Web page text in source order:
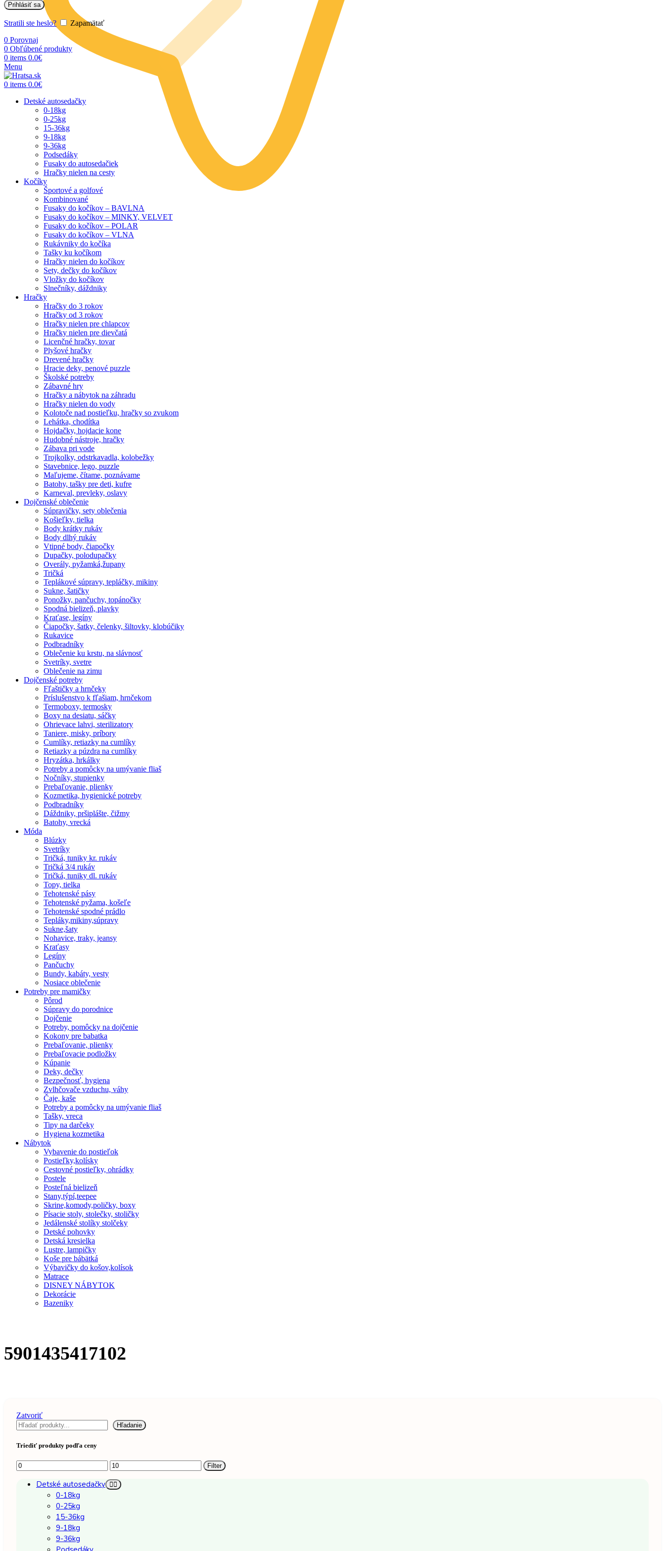
Prihlásiť sa
Stratili ste heslo?
Zapamätať
0 Porovnaj
0 Obľúbené produkty
0 items 0.0€
Menu
0 items 0.0€
Detské autosedačky
0-18kg
0-25kg
15-36kg
9-18kg
9-36kg
Podsedáky
Fusaky do autosedačiek
Hračky nielen na cesty
Kočíky
Športové a golfové
Kombinované
Fusaky do kočíkov – BAVLNA
Fusaky do kočíkov – MINKY, VELVET
Fusaky do kočíkov – POLAR
Fusaky do kočíkov – VLNA
Rukávniky do kočíka
Tašky ku kočíkom
Hračky nielen do kočíkov
Sety, dečky do kočíkov
Vložky do kočíkov
Slnečníky, dáždniky
Hračky
Hračky do 3 rokov
Hračky od 3 rokov
Hračky nielen pre chlapcov
Hračky nielen pre dievčatá
Licenčné hračky, tovar
Plyšové hračky
Drevené hračky
Hracie deky, penové puzzle
Školské potreby
Zábavné hry
Hračky a nábytok na záhradu
Hračky nielen do vody
Kolotoče nad postieľku, hračky so zvukom
Lehátka, chodítka
Hojdačky, hojdacie kone
Hudobné nástroje, hračky
Zábava pri vode
Trojkolky, odstrkavadla, kolobežky
Stavebnice, lego, puzzle
Maľujeme, čítame, poznávame
Batohy, tašky pre deti, kufre
Karneval, prevleky, oslavy
Dojčenské oblečenie
Súpravičky, sety oblečenia
Košieľky, tielka
Body krátky rukáv
Body dlhý rukáv
Vtipné body, čiapočky
Dupačky, polodupačky
Overály, pyžamká,župany
Tričká
Teplákové súpravy, tepláčky, mikiny
Sukne, šatičky
Ponožky, pančuchy, topánočky
Spodná bielizeň, plavky
Kraťase, legíny
Čiapočky, šatky, čelenky, šiltovky, klobúčiky
Rukavice
Podbradníky
Oblečenie ku krstu, na slávnosť
Svetríky, svetre
Oblečenie na zimu
Dojčenské potreby
Fľaštičky a hrnčeky
Príslušenstvo k fľašiam, hrnčekom
Termoboxy, termosky
Boxy na desiatu, sáčky
Ohrievace lahvi, sterilizatory
Taniere, misky, príbory
Cumlíky, retiazky na cumlíky
Retiazky a púzdra na cumlíky
Hryzátka, hrkálky
Potreby a pomôcky na umývanie fliaš
Nočníky, stupienky
Prebaľovanie, plienky
Kozmetika, hygienické potreby
Podbradníky
Dáždniky, pršiplášte, čižmy
Batohy, vrecká
Móda
Blúzky
Svetríky
Tričká, tuniky kr. rukáv
Tričká 3/4 rukáv
Tričká, tuniky dl. rukáv
Topy, tielka
Tehotenské pásy
Tehotenské pyžama, košeľe
Tehotenské spodné prádlo
Tepláky,mikiny,súpravy
Sukne,šaty
Nohavice, traky, jeansy
Kraťasy
Legíny
Pančuchy
Bundy, kabáty, vesty
Nosiace oblečenie
Potreby pre mamičky
Pôrod
Súpravy do porodnice
Dojčenie
Potreby, pomôcky na dojčenie
Kokony pre babatka
Prebaľovanie, plienky
Prebaľovacie podložky
Kúpanie
Deky, dečky
Bezpečnosť, hygiena
Zvlhčovače vzduchu, váhy
Čaje, kaše
Potreby a pomôcky na umývanie fliaš
Tašky, vreca
Tipy na darčeky
Hygiena kozmetika
Nábytok
Vybavenie do postieľok
Postieľky,kolísky
Cestovné postieľky, ohrádky
Postele
Posteľná bielizeň
Stany,týpí,teepee
Skrine,komody,poličky, boxy
Písacie stoly, stolečky, stoličky
Jedálenské stolíky stolčeky
Detské pohovky
Detská kresielka
Lustre, lampičky
Koše pre bábätká
Výbavičky do košov,kolísok
Matrace
DISNEY NÁBYTOK
Dekorácie
Bazeniky
5901435417102
Zatvoriť
Hľadať
Hľadanie
Triediť produkty podľa ceny
Minimálna
cena
Maximálna
cena
Filter
Detské autosedačky
0-18kg
0-25kg
15-36kg
9-18kg
9-36kg